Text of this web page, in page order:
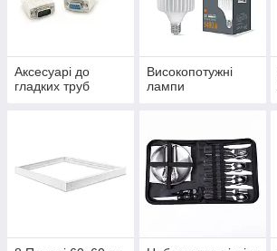
Аксесуарі до
гладких труб
Високопотужні
лампи